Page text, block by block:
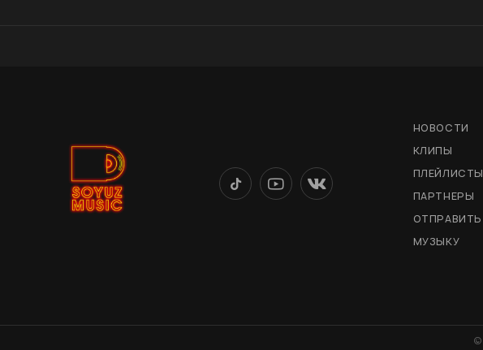
НОВОСТИ
КЛИПЫ
ПЛЕЙЛИСТЫ
ПАРТНЕРЫ
ОТПРАВИТЬ
МУЗЫКУ
©